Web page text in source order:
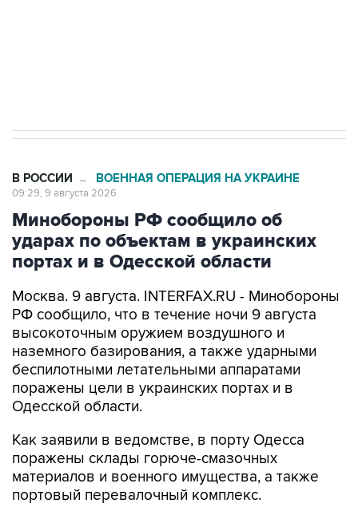
В РОССИИ → ВОЕННАЯ ОПЕРАЦИЯ НА УКРАИНЕ
09:29, 9 августа 2026
Минобороны РФ сообщило об
ударах по объектам в украинских
портах и в Одесской области
Москва. 9 августа. INTERFAX.RU - Минобороны
РФ сообщило, что в течение ночи 9 августа
высокоточным оружием воздушного и
наземного базирования, а также ударными
беспилотными летательными аппаратами
поражены цели в украинских портах и в
Одесской области.
Как заявили в ведомстве, в порту Одесса
поражены склады горюче-смазочных
материалов и военного имущества, а также
портовый перевалочный комплекс.